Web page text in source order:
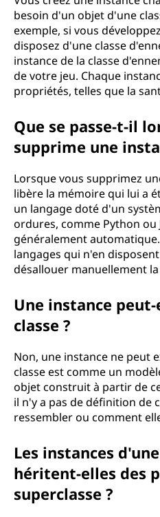
besoin d'un objet d'une
exemple, si vous
disposez d'une classe
instance de la classe
de votre jeu. Chaque
propriétés, telles que la
Que se passe-t-il
supprime une
Lorsque vous supprimez
libère la mémoire qui lui a
un langage doté d'un
ordures, comme Python ou
généralement
langages qui n'en
désallouer manuellement
Une instance
classe ?
Non, une instance ne peut
classe est comme un
objet construit à partir de
il n'y a pas de définition de
ressembler ou comment
Les instances
héritent-elles des
superclasse ?